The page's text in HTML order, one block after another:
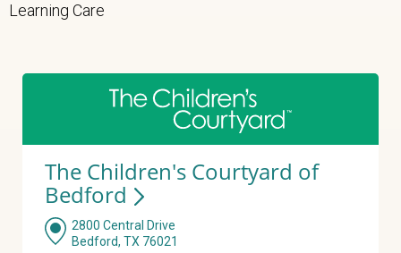
Learning Care
The Children's Courtyard of
Bedford
2800 Central Drive
Bedford, TX 76021